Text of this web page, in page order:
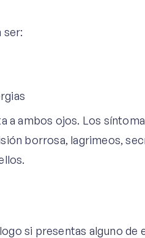
ser:
a ambos ojos. Los
borrosa, lagrimeos,
si presentas alguno de